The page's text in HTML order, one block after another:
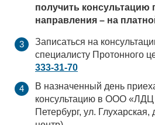
получить
направления – на
Записаться на
специалисту Протонного
333-31-70
В назначенный день
консультацию в ООО
Петербург, ул.